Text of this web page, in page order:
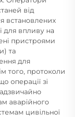
від
встановлених
для впливу на
пристроями
та
для
того, протоколи
операції зі
аварійного
цивільної